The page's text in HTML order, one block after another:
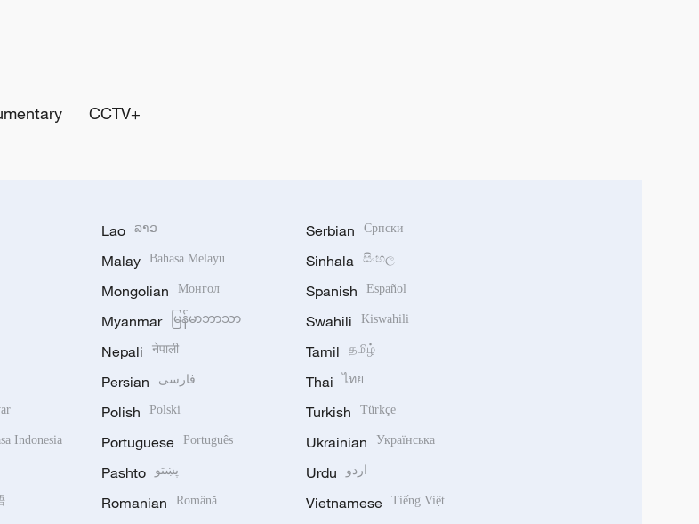
CCTV+
Indonesia
Lao ລາວ
Malay Bahasa Melayu
Mongolian Монгол
Myanmar မြန်မာဘာသာ
Nepali नेपाली
Persian فارسی
Polish Polski
Portuguese Português
Pashto پښتو
Romanian Română
Serbian Српски
Sinhala සිංහල
Spanish Español
Swahili Kiswahili
Tamil தமிழ்
Thai ไทย
Turkish Türkçe
Ukrainian Українська
Urdu اردو
Vietnamese Tiếng Việt